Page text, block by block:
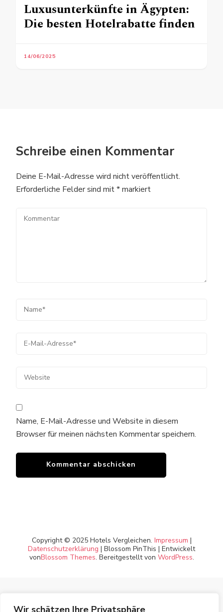
Wir schätzen Ihre Privatsphäre
Luxusunterkünfte in Ägypten:
Die besten Hotelrabatte finden
14/06/2025
Schreibe einen Kommentar
Deine E-Mail-Adresse wird nicht veröffentlicht.
Erforderliche Felder sind mit*markiert
Name, E-Mail-Adresse und Website in diesem
Browser für meinen nächsten Kommentar speichern.
Copyright © 2025 Hotels Vergleichen. Impressum |
Datenschutzerklärung | Blossom PinThis | Entwickelt
vonBlossom Themes. Bereitgestellt von WordPress.